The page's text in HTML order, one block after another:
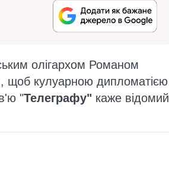
олігархом Романом
щоб кулуарною дипломатією
"Телеграфу" каже відомий